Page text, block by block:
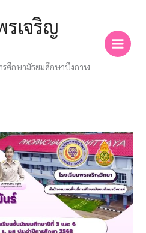
รเจริญ
ศึกษามัธยมศึกษาบึงกาฬ